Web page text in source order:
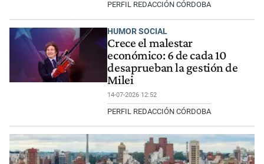
PERFIL REDACCIÓN CÓRDOBA
HUMOR SOCIAL
Crece el malestar
económico: 6 de cada 10
desaprueban la gestión de
Milei
14-07-2026 12:52
PERFIL REDACCIÓN CÓRDOBA